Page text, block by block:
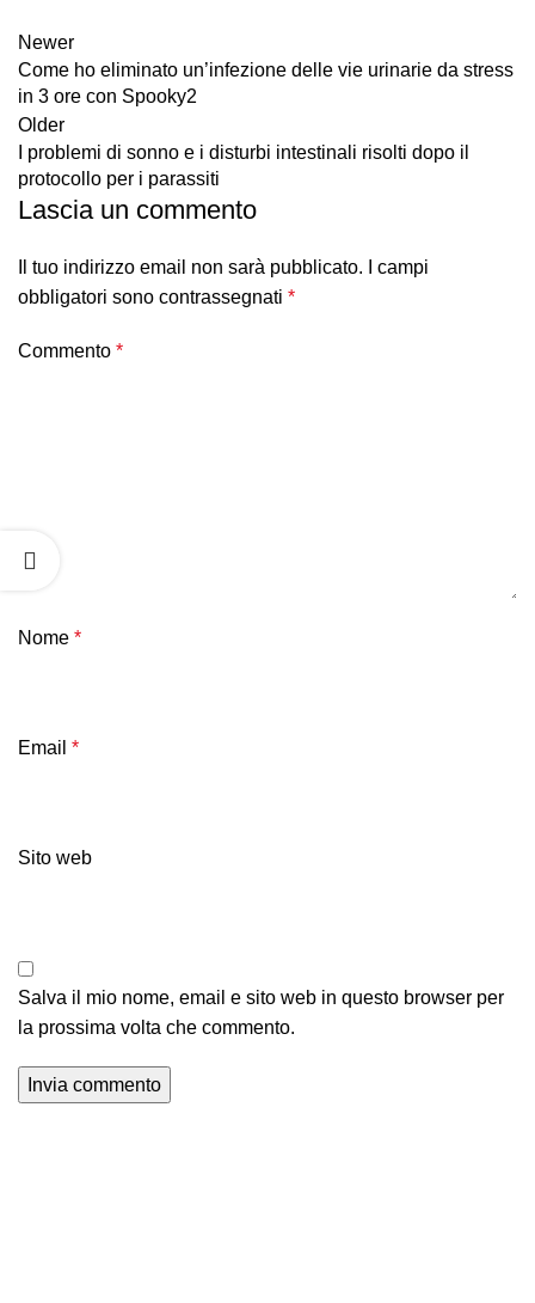
Newer
Come ho eliminato un’infezione delle vie urinarie da stress
in 3 ore con Spooky2
Older
I problemi di sonno e i disturbi intestinali risolti dopo il
protocollo per i parassiti
Lascia un commento
Il tuo indirizzo email non sarà pubblicato.
I campi
obbligatori sono contrassegnati *
Commento *
Nome *
Email *
Sito web
Salva il mio nome, email e sito web in questo browser per
la prossima volta che commento.